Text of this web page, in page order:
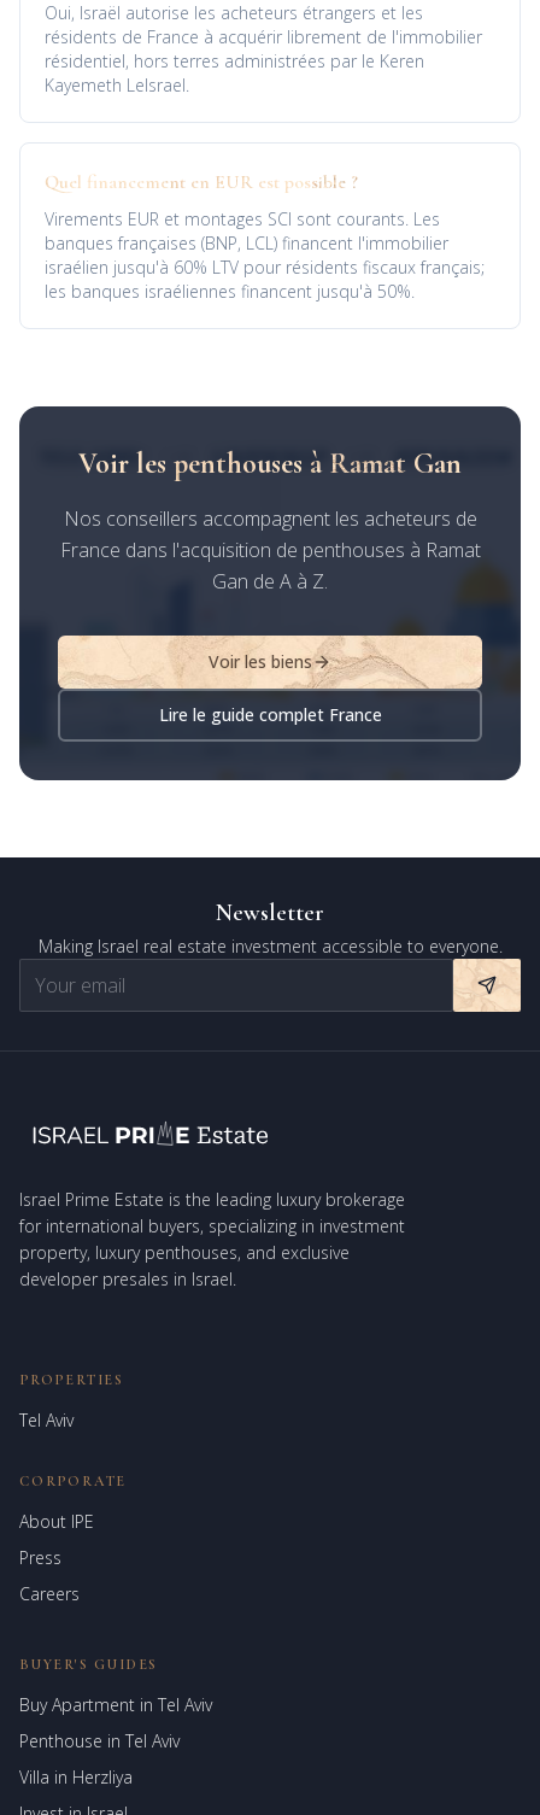
Oui, Israël autorise les acheteurs étrangers et les
résidents de France à acquérir librement de l'immobilier
résidentiel, hors terres administrées par le Keren
Kayemeth LeIsrael.
Quel financement en EUR est possible ?
Virements EUR et montages SCI sont courants. Les
banques françaises (BNP, LCL) financent l'immobilier
israélien jusqu'à 60% LTV pour résidents fiscaux français;
les banques israéliennes financent jusqu'à 50%.
Voir les penthouses à Ramat Gan
Nos conseillers accompagnent les acheteurs de
France dans l'acquisition de penthouses à Ramat
Gan de A à Z.
Voir les biens
Lire le guide complet France
Newsletter
Making Israel real estate investment accessible to everyone.
Israel Prime Estate is the leading luxury brokerage
for international buyers, specializing in investment
property, luxury penthouses, and exclusive
developer presales in Israel.
PROPERTIES
Tel Aviv
CORPORATE
About IPE
Press
Careers
BUYER'S GUIDES
Buy Apartment in Tel Aviv
Penthouse in Tel Aviv
Villa in Herzliya